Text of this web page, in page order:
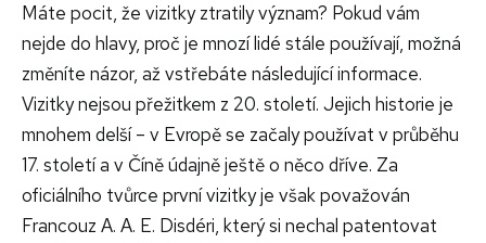
Máte pocit, že vizitky ztratily význam? Pokud vám
nejde do hlavy, proč je mnozí lidé stále používají, možná
změníte názor, až vstřebáte následující informace.
Vizitky nejsou přežitkem z 20. století. Jejich historie je
mnohem delší – v Evropě se začaly používat v průběhu
17. století a v Číně údajně ještě o něco dříve. Za
oficiálního tvůrce první vizitky je však považován
Francouz A. A. E. Disdéri, který si nechal patentovat